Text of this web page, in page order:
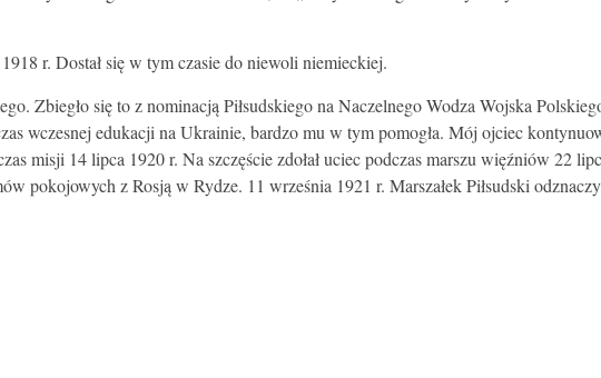
r. Dostał się w tym czasie do niewoli niemieckiej.
Zbiegło się to z nominacją Piłsudskiego na Naczelnego Wodza Wojska
wczesnej edukacji na Ukrainie, bardzo mu w tym pomogła. Mój ojciec
14 lipca 1920 r. Na szczęście zdołał uciec podczas marszu więźniów 22
pokojowych z Rosją w Rydze. 11 września 1921 r. Marszałek Piłsudski